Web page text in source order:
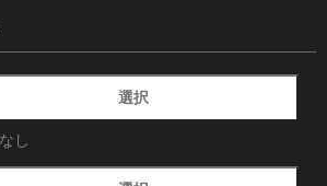
選択
し